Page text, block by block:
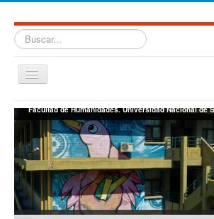
Buscar...
Cambiar
navegación
Facultad de Humanidades. Universidad Nacional de